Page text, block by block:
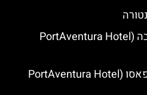
מלון פורט-אוונטורה קריבה (PortAventura Hotel
מלון פורט-אוונטורה אל פאסו (PortAventura Hotel